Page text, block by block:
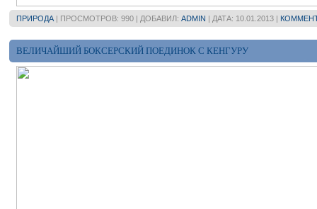
ПРИРОДА | ПРОСМОТРОВ: 990 | ДОБАВИЛ: ADMIN | ДАТА: 10.01.2013 |
ВЕЛИЧАЙШИЙ БОКСЕРСКИЙ ПОЕДИНОК С КЕНГУРУ